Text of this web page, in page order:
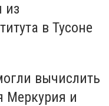
из
в Тусоне
вычислить
Меркурия и